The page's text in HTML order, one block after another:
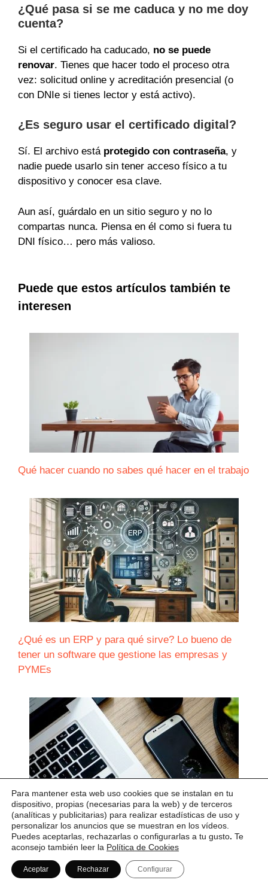
¿Qué pasa si se me caduca y no me doy
cuenta?
Si el certificado ha caducado, no se puede
renovar. Tienes que hacer todo el proceso otra
vez: solicitud online y acreditación presencial (o
con DNIe si tienes lector y está activo).
¿Es seguro usar el certificado digital?
Sí. El archivo está protegido con contraseña, y
nadie puede usarlo sin tener acceso físico a tu
dispositivo y conocer esa clave.
Aun así, guárdalo en un sitio seguro y no lo
compartas nunca. Piensa en él como si fuera tu
DNI físico… pero más valioso.
Puede que estos artículos también te
interesen
Qué hacer cuando no sabes qué hacer en el trabajo
¿Qué es un ERP y para qué sirve? Lo bueno de
tener un software que gestione las empresas y
PYMEs
Control horario en el teletrabajo: consejos clave
para una gestión eficiente
Para mantener esta web uso cookies que se instalan en tu
dispositivo, propias (necesarias para la web) y de terceros
(analíticas y publicitarias) para realizar estadísticas de uso y
personalizar los anuncios que se muestran en los vídeos.
Puedes aceptarlas, rechazarlas o configurarlas a tu gusto. Te
aconsejo también leer la Política de Cookies
Aceptar Rechazar Configurar